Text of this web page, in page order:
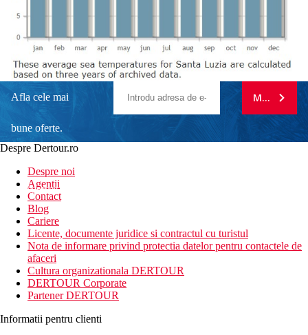
Afla cele mai
bune oferte.
newsletter!
MA
Despre Dertour.ro
Despre noi
Agentii
Contact
Blog
Cariere
Licente, documente juridice si contractul cu turistul
Nota de informare privind protectia datelor pentru contactele de
afaceri
Cultura organizationala DERTOUR
DERTOUR Corporate
Partener DERTOUR
Informatii pentru clienti